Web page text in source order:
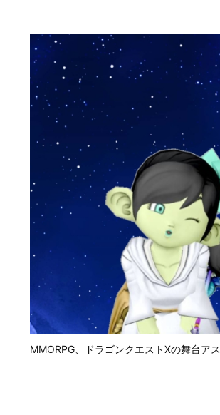
MMORPG、ドラゴンクエストⅩの舞台ア